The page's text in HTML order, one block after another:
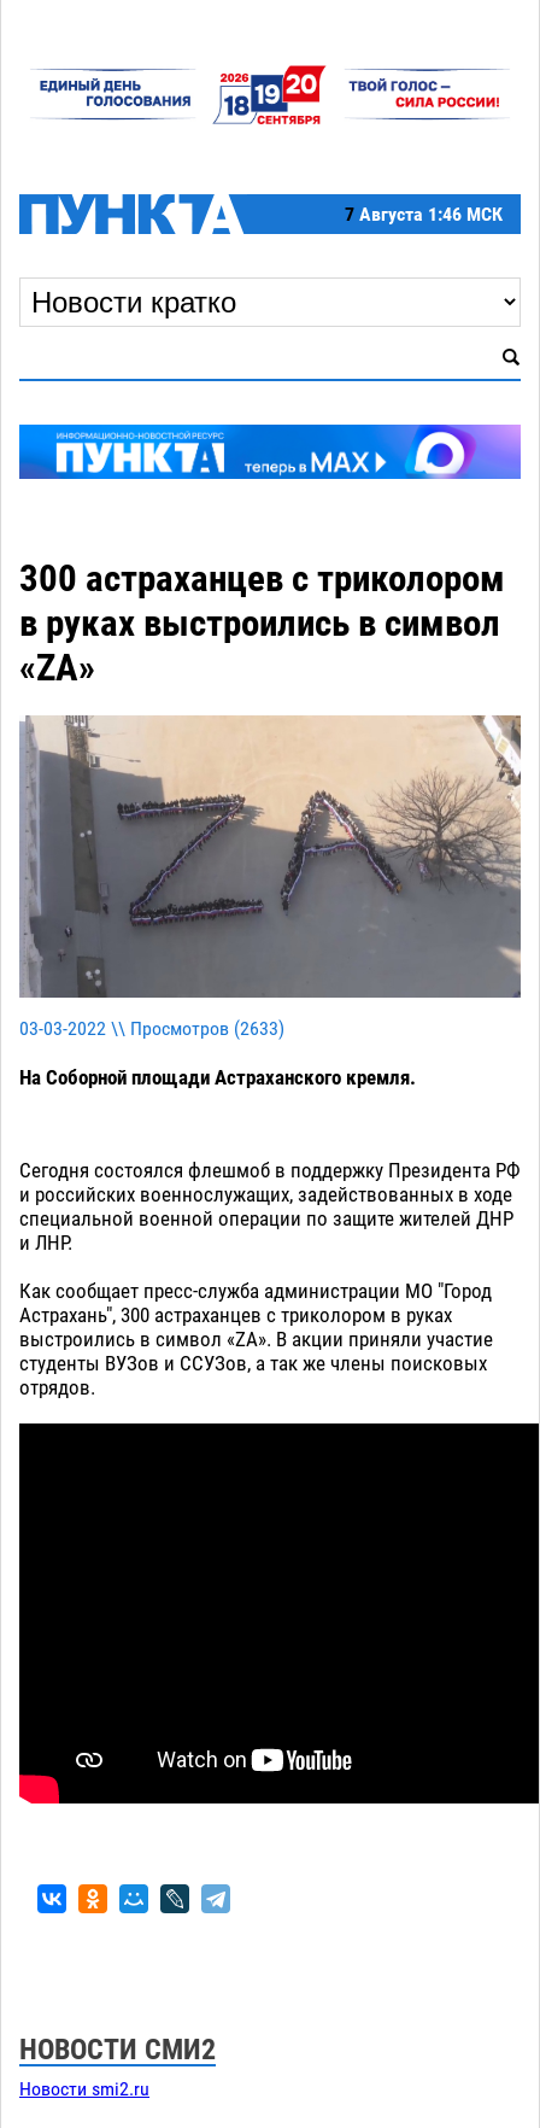
7 Августа 1:46 МСК
300 астраханцев с триколором
в руках выстроились в символ
«ZA»
03-03-2022 \\ Просмотров (2633)
На Соборной площади Астраханского кремля.
Сегодня состоялся флешмоб в поддержку Президента РФ
и российских военнослужащих, задействованных в ходе
специальной военной операции по защите жителей ДНР
и ЛНР.
Как сообщает пресс-служба администрации МО "Город
Астрахань", 300 астраханцев с триколором в руках
выстроились в символ «ZA». В акции приняли участие
студенты ВУЗов и ССУЗов, а так же члены поисковых
отрядов.
НОВОСТИ СМИ2
Новости smi2.ru